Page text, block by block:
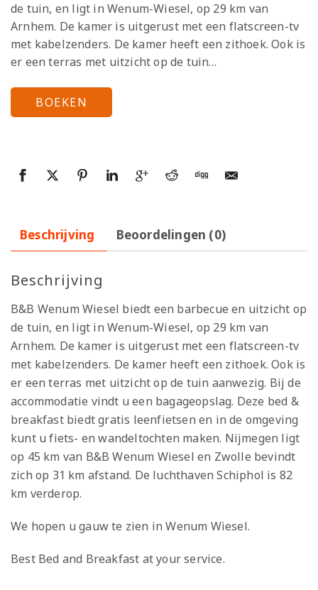
de tuin, en ligt in Wenum-Wiesel, op 29 km van
Arnhem. De kamer is uitgerust met een flatscreen-tv
met kabelzenders. De kamer heeft een zithoek. Ook is
er een terras met uitzicht op de tuin…
BOEKEN
Beschrijving Beoordelingen (0)
Beschrijving
B&B Wenum Wiesel biedt een barbecue en uitzicht op
de tuin, en ligt in Wenum-Wiesel, op 29 km van
Arnhem. De kamer is uitgerust met een flatscreen-tv
met kabelzenders. De kamer heeft een zithoek. Ook is
er een terras met uitzicht op de tuin aanwezig. Bij de
accommodatie vindt u een bagageopslag. Deze bed &
breakfast biedt gratis leenfietsen en in de omgeving
kunt u fiets- en wandeltochten maken. Nijmegen ligt
op 45 km van B&B Wenum Wiesel en Zwolle bevindt
zich op 31 km afstand. De luchthaven Schiphol is 82
km verderop.
We hopen u gauw te zien in Wenum Wiesel.
Best Bed and Breakfast at your service.